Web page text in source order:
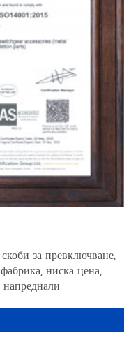
за превключване,
ниска цена,